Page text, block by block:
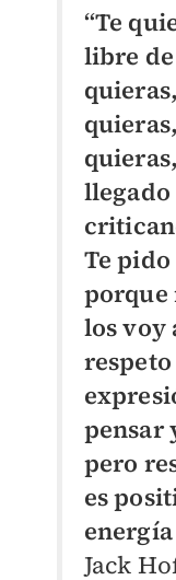
“Te
libre
llegado
Te
porque
los voy
pensar
pero
es
energía
Jack